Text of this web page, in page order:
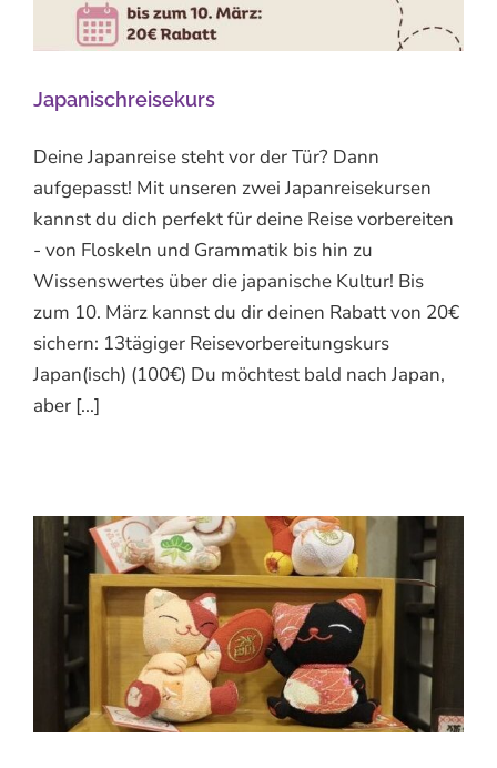
Japanischreisekurs
Deine Japanreise steht vor der Tür? Dann
aufgepasst! Mit unseren zwei Japanreisekursen
kannst du dich perfekt für deine Reise vorbereiten
- von Floskeln und Grammatik bis hin zu
Wissenswertes über die japanische Kultur! Bis
zum 10. März kannst du dir deinen Rabatt von 20€
sichern: 13tägiger Reisevorbereitungskurs
Japan(isch) (100€) Du möchtest bald nach Japan,
aber [...]